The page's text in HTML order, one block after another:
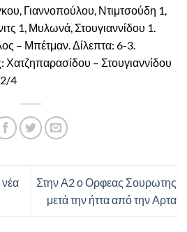
Γιαννοπούλου, Ντιμτσούδη 1,
1, Μυλωνά, Στουγιαννίδου 1.
– Μπέτμαν. Δίλεπτα: 6-3.
Χατζηπαρασίδου – Στουγιαννίδου
2/4
νέα
Στην Α2 ο Ορφεας Σουρωτης
μετά την ήττα από την Αρτα